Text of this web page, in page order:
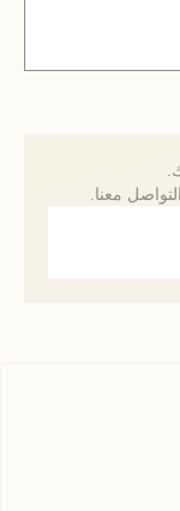
معنا.